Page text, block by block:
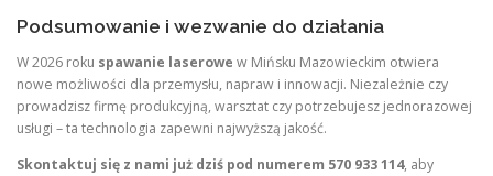
Podsumowanie i wezwanie do działania
W 2026 roku spawanie laserowe w Mińsku Mazowieckim otwiera
nowe możliwości dla przemysłu, napraw i innowacji. Niezależnie czy
prowadzisz firmę produkcyjną, warsztat czy potrzebujesz jednorazowej
usługi – ta technologia zapewni najwyższą jakość.
Skontaktuj się z nami już dziś pod numerem 570 933 114, aby